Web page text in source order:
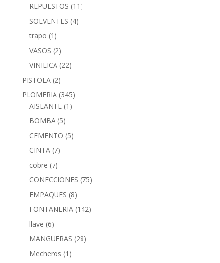
REPUESTOS (11)
SOLVENTES (4)
trapo (1)
VASOS (2)
VINILICA (22)
PISTOLA (2)
PLOMERIA (345)
AISLANTE (1)
BOMBA (5)
CEMENTO (5)
CINTA (7)
cobre (7)
CONECCIONES (75)
EMPAQUES (8)
FONTANERIA (142)
llave (6)
MANGUERAS (28)
Mecheros (1)